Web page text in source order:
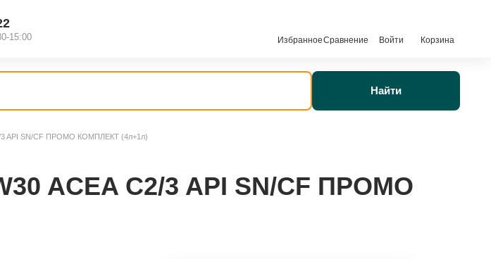
15:00 ИзбранноеСравнение Войти Корзина
Найти
3 API SN/CF ПРОМО КОМПЛЕКТ (4л+1л)
ACEA C2/3 API SN/CF ПРОМО